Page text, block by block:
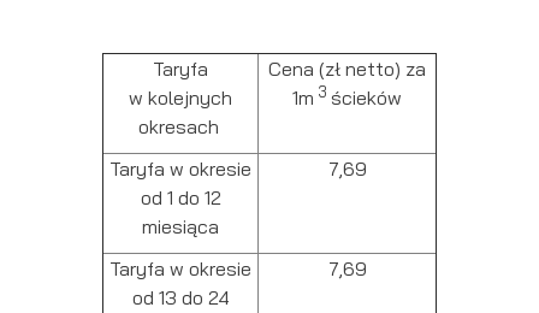
Taryfa
w kolejnych
okresach
Cena (zł netto) za
1m 3 ścieków
Taryfa w okresie
od 1 do 12
miesiąca
7,69
Taryfa w okresie
od 13 do 24
7,69